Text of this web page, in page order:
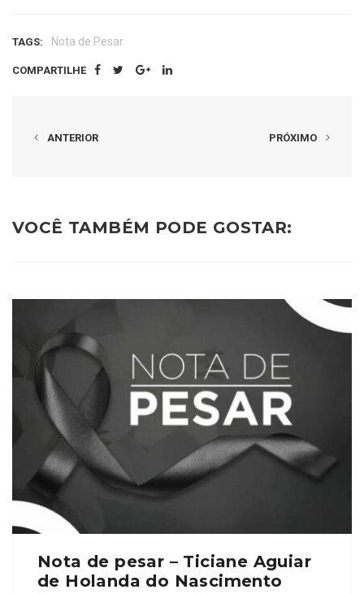
TAGS: Nota de Pesar
COMPARTILHE
ANTERIOR PRÓXIMO
VOCÊ TAMBÉM PODE GOSTAR:
Nota de pesar – Ticiane Aguiar
de Holanda do Nascimento